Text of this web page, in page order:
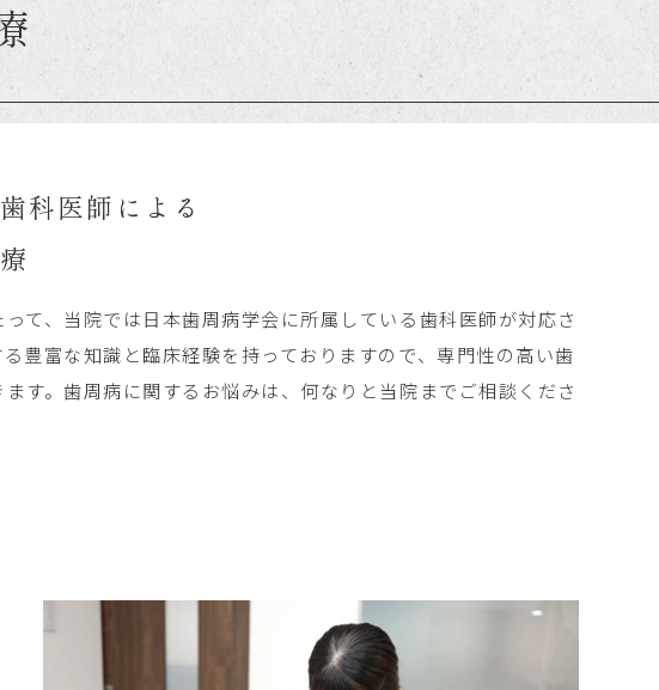
科医師による
て、当院では日本歯周病学会に所属している歯科医師が対応さ
豊富な知識と臨床経験を持っておりますので、専門性の高い歯
す。歯周病に関するお悩みは、何なりと当院までご相談くださ